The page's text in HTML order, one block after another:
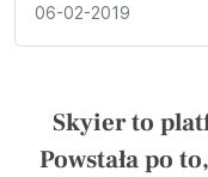
06-02-2019
Skyier to
Powstała po